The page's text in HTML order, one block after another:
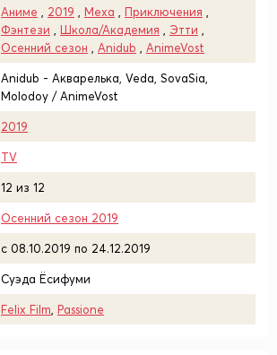
Аниме 2019 Меха Приключения
Фэнтези
Школа/Академия Этти
Осенний сезон
Anidub AnimeVost
Anidub - Акварелька, Veda, SovaSia,
Molodoy / AnimeVost
2019
TV
12 из 12
Осенний сезон 2019
c 08.10.2019 по 24.12.2019
Суэда Ёсифуми
Felix Film Passione